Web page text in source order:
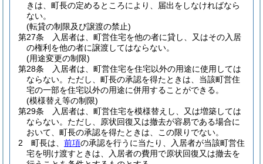
きは、町長の定めるところにより、届出をしなければなら
ない。
(転貸の制限及び譲渡の禁止)
第27条
入居者は、町営住宅を他の者に貸し、又はその入居
の権利を他の者に譲渡してはならない。
(用途変更の制限)
第28条
入居者は、町営住宅を住宅以外の用途に使用しては
ならない。 ただし、町長の承認を得たときは、当該町営住
宅の一部を住宅以外の用途に併用することができる。
(模様替え等の制限)
第29条
入居者は、町営住宅を模様替えし、又は増築しては
ならない。 ただし、原状回復又は撤去が容易である場合に
おいて、町長の承認を得たときは、この限りでない。
2
町長は、 前項の承認を行うに当たり、入居者が当該町営住
宅を明け渡すときは、入居者の費用で原状回復又は撤去を